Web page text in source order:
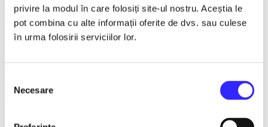
privire la modul în care folosiți site-ul nostru. Aceștia le
pot combina cu alte informații oferite de dvs. sau culese
în urma folosirii serviciilor lor.
consimțământului
Necesare
AVENTURI PE CONTRASENS - Constanta
LACUL LEBEDELOR - UKRAINIAN CLASSICAL BALLET -
Bucuresti